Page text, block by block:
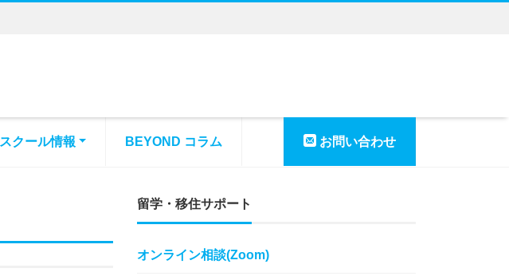
スクール情報 BEYOND コラム お問い合わせ
留学・移住サポート
オンライン相談(Zoom)